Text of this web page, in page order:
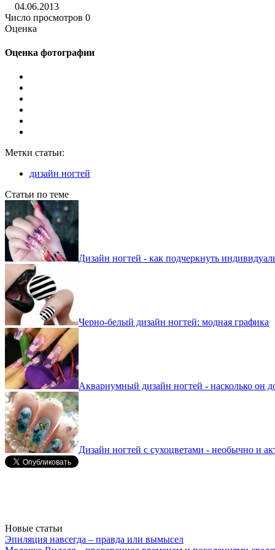
04.06.2013
Число просмотров 0
Оценка
Оценка фотографии
Метки статьи:
дизайн ногтей
Статьи по теме
Дизайн ногтей - как подчеркнуть
Черно-белый дизайн ногтей: модная графика
Аквариумный дизайн ногтей - насколько он
Дизайн ногтей с сухоцветами - необычно и
Новые статьи
Эпиляция навсегда – правда или вымысел